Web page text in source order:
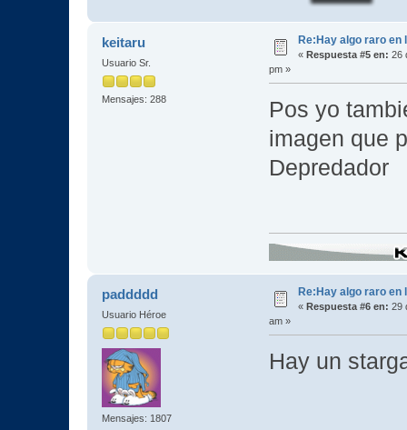
keitaru
Usuario Sr.
Mensajes: 288
Re:Hay algo raro en
« Respuesta #5 en: 26
pm »
Pos yo
imagen que
Depredador
paddddd
Usuario Héroe
Mensajes: 1807
Re:Hay algo raro en
« Respuesta #6 en: 29
am »
Hay un